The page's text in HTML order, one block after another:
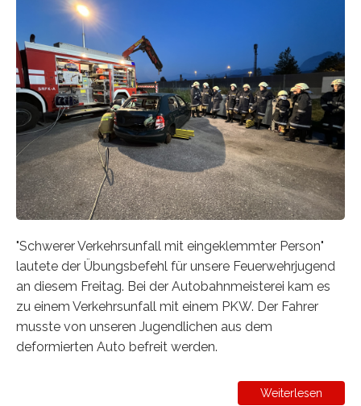
"Schwerer Verkehrsunfall mit eingeklemmter Person"
lautete der Übungsbefehl für unsere Feuerwehrjugend
an diesem Freitag. Bei der Autobahnmeisterei kam es
zu einem Verkehrsunfall mit einem PKW. Der Fahrer
musste von unseren Jugendlichen aus dem
deformierten Auto befreit werden.
Weiterlesen